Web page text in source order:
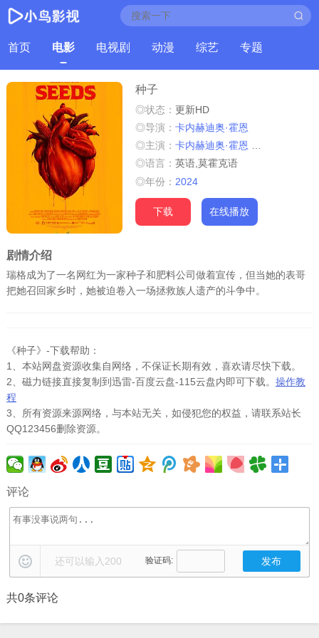
首页 电影 电视剧 动漫 综艺 专题
种子
◎状态： 更新HD
◎导演： 卡内赫迪奥·霍恩
◎主演： 卡内赫迪奥·霍恩
◎语言： 英语,莫霍克语
◎年份： 2024
下载 在线播放
剧情介绍
瑞格成为了一名网红为一家种子和肥料公司做着宣传，但当她的表哥
把她召回家乡时，她被迫卷入一场拯救族人遗产的斗争中。
《种子》-下载帮助：
1、本站网盘资源收集自网络，不保证长期有效，喜欢请尽快下载。
2、磁力链接直接复制到迅雷-百度云盘-115云盘内即可下载。 操作教
程
3、所有资源来源网络，与本站无关，如侵犯您的权益，请联系站长
QQ123456删除资源。
评论
还可以输入 200 验证码:
共0条评论